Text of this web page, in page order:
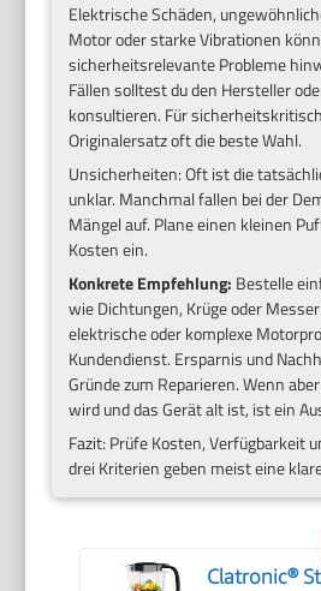
Elektrische Schäden,
Motor oder starke Vibrationen
sicherheitsrelevante Probleme
Fällen solltest du den Hersteller
konsultieren. Für
Originalersatz oft die beste Wahl.
Unsicherheiten: Oft ist die
unklar. Manchmal fallen bei der
Mängel auf. Plane einen kleinen
Kosten ein.
Konkrete Empfehlung: Bestelle
wie Dichtungen, Krüge oder
elektrische oder komplexe
Kundendienst. Ersparnis und
Gründe zum Reparieren. Wenn
wird und das Gerät alt ist, ist ein
Fazit: Prüfe Kosten, Verfügbarkeit
drei Kriterien geben meist eine
Clatronic®